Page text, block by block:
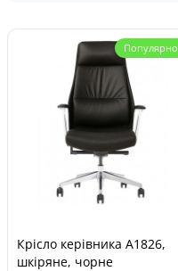
Популярно
Крісло керівника A1826,
шкіряне, чорне